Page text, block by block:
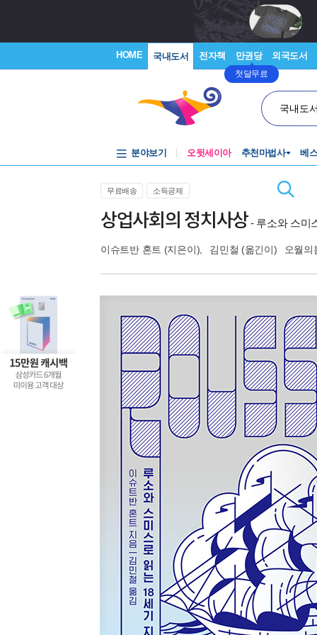
HOME 국내도서 전자책 만권당
첫달무료
외국도서
국내도
분야보기 오뒷세이아 추천마법사 베
무료배송 소득공제
상업사회의 정치사상- 루소와 스미
이슈트반 혼트 (지은이), 김민철 (옮긴이) 오월의